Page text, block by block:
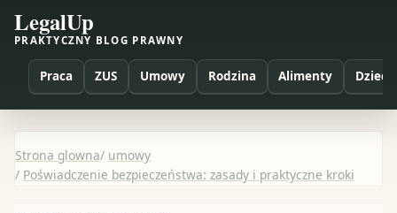
LegalUp
PRAKTYCZNY BLOG PRAWNY
Praca ZUS Umowy Rodzina Alimenty Dzieci
Strona glowna/ umowy
/ Poświadczenie bezpieczeństwa: zasady i praktyczne kroki